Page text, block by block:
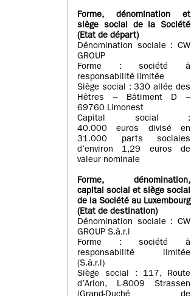
Forme, dénomination et
siège social de la Société
(Etatde départ)
Dénomination sociale : CW
GROUP
Forme : société à
responsabilité limitée
Siège social : 330 allée des
Hêtres – Bâtiment D –
69760 Limonest
Capital social :
40.000 euros divisé en
31.000 parts sociales
d’environ 1,29 euros de
valeur nominale
Forme, dénomination,
capital social et siège social
de la Société au Luxembourg
(Etat de destination)
Dénomination sociale : CW
GROUP S.à.r.l
Forme : société à
responsabilité limitée
(S.à.r.l)
Siège social : 117, Route
d’Arlon, L-8009 Strassen